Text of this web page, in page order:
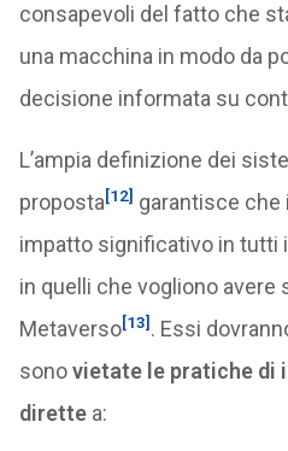
consapevoli del fatto che
una macchina in modo da
decisione informata su
L’ampia definizione dei
proposta[12] garantisce che
impatto significativo in tutti
in quelli che vogliono avere
Metaverso[13] . Essi
sonovietate le pratiche di
dirette a: